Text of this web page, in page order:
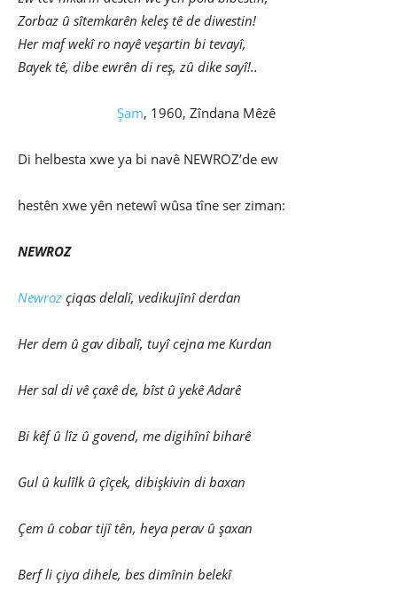
Zorbaz û sîtemkarên keleş tê de diwestin!
Her maf wekî ro nayê veşartin bi tevayî,
Bayek tê, dibe ewrên di reş, zû dike sayî!..
Şam, 1960, Zîndana Mêzê
Di helbesta xwe ya bi navê NEWROZ’de ew
hestên xwe yên netewî wûsa tîne ser ziman:
NEWROZ
Newroz çiqas delalî, vedikujînî derdan
Her dem û gav dibalî, tuyî cejna me Kurdan
Her sal di vê çaxê de, bîst û yekê Adarê
Bi kêf û lîz û govend, me digihînî biharê
Gul û kulîlk û çîçek, dibişkivin di baxan
Çem û cobar tijî tên, heya perav û şaxan
Berf li çiya dihele, bes dimînin belekî